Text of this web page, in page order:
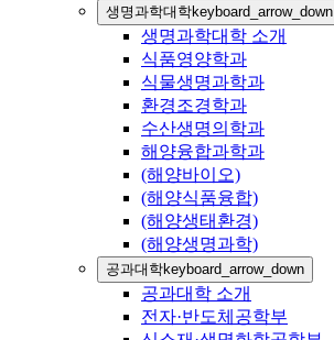
생명과학대학keyboard_arrow_down
생명과학대학 소개
식품영양학과
식물생명과학과
환경조경학과
수산생명의학과
해양융합과학과
(해양바이오)
(해양식품융합)
(해양생태환경)
(해양생명과학)
공과대학keyboard_arrow_down
공과대학 소개
전자·반도체공학부